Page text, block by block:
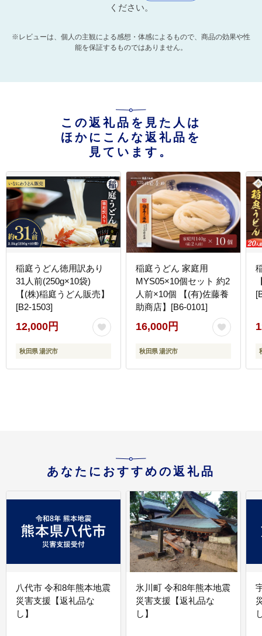
ください。
※レビューは、個人の主観による感想・体感によるもので、商品の効果や性
能を保証するものではありません。
この返礼品を見た人は
ほかにこんな返礼品を
見ています。
稲庭うどん徳用訳あり
31人前(250g×10袋)
【(株)稲庭うどん販売】
[B2-1503]
12,000円
秋田県 湯沢市
稲庭うどん 家庭用
MYS05×10個セット 約2
人前×10個 【(有)佐藤養
助商店】[B6-0101]
16,000円
秋田県 湯沢市
あなたにおすすめの返礼品
八代市 令和8年熊本地震
災害支援【返礼品な
し】
氷川町 令和8年熊本地震
災害支援【返礼品な
し】